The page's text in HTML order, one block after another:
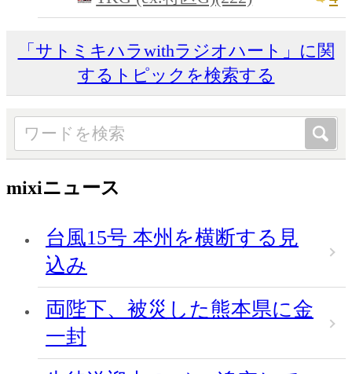
「サトミキハラwithラジオハート」に関
するトピックを検索する
mixiニュース
台風15号 本州を横断する見
込み
両陛下、被災した熊本県に金
一封